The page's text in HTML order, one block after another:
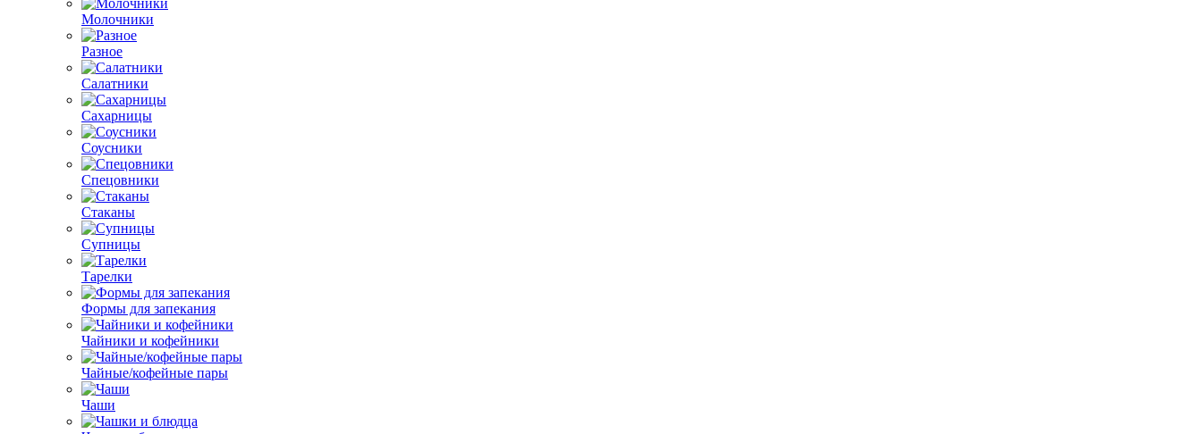
Молочники
Разное
Салатники
Сахарницы
Соусники
Спецовники
Стаканы
Супницы
Тарелки
Формы для запекания
Чайники и кофейники
Чайные/кофейные пары
Чаши